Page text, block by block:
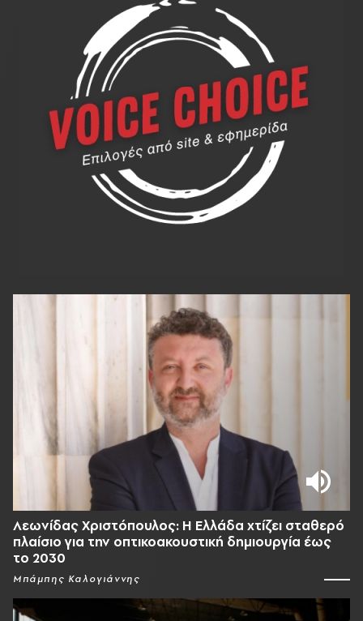
Λεωνίδας Χριστόπουλος: Η Ελλάδα χτίζει σταθερό
πλαίσιο για την οπτικοακουστική δημιουργία έως
το 2030
Μπάμπης Καλογιάννης